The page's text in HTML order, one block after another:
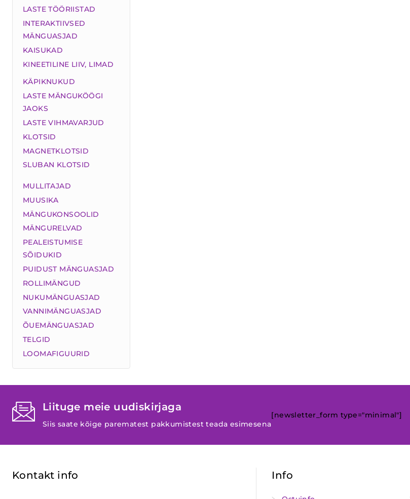
LASTE TÖÖRIISTAD
INTERAKTIIVSED
MÄNGUASJAD
KAISUKAD
KINEETILINE LIIV, LIMAD
KÄPIKNUKUD
LASTE MÄNGUKÖÖGI
JAOKS
LASTE VIHMAVARJUD
KLOTSID
MAGNETKLOTSID
SLUBAN KLOTSID
MULLITAJAD
MUUSIKA
MÄNGUKONSOOLID
MÄNGURELVAD
PEALEISTUMISE
SÕIDUKID
PUIDUST MÄNGUASJAD
ROLLIMÄNGUD
NUKUMÄNGUASJAD
VANNIMÄNGUASJAD
ÕUEMÄNGUASJAD
TELGID
LOOMAFIGUURID
Liituge meie uudiskirjaga
Siis saate kõige parematest pakkumistest teada esimesena
[newsletter_form type="minimal"]
Kontakt info Info